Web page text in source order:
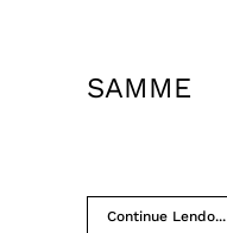
SAMME
Continue Lendo...